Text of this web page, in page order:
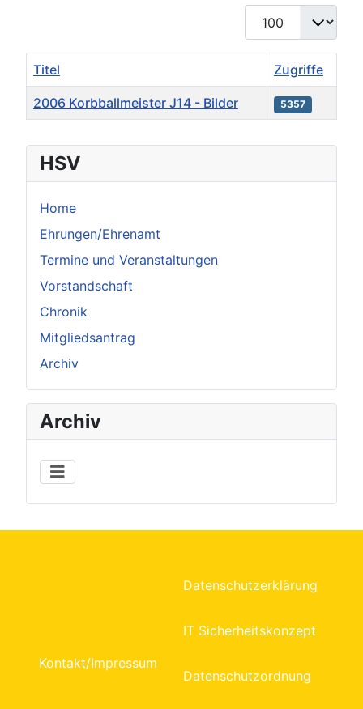
Anzeige #
Titel Zugriffe
2006 Korbballmeister J14 - Bilder 5357
HSV
Home
Ehrungen/Ehrenamt
Termine und Veranstaltungen
Vorstandschaft
Chronik
Mitgliedsantrag
Archiv
Archiv
Kontakt/Impressum
Datenschutzerklärung
IT Sicherheitskonzept
Datenschutzordnung